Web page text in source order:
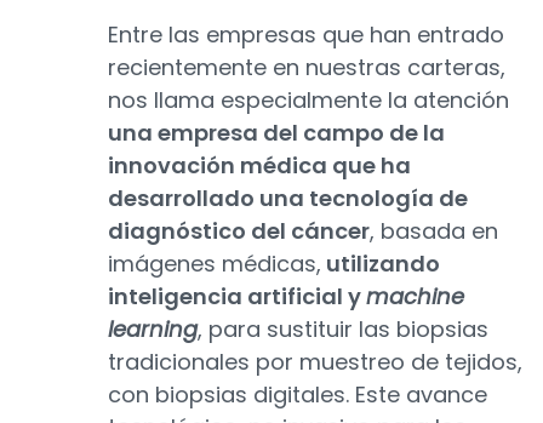
Entre las empresas que han entrado
recientemente en nuestras carteras,
nos llama especialmente la atención
una empresa del campo de la
innovación médica que ha
desarrollado una tecnología de
diagnóstico del cáncer, basada en
imágenes médicas, utilizando
inteligencia artificial ymachine
learning, para sustituir las biopsias
tradicionales por muestreo de tejidos,
con biopsias digitales. Este avance